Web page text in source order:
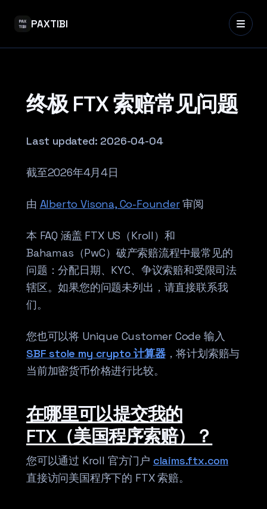
PAXTIBI
终极 FTX 索赔常见问题
Last updated: 2026-04-04
截至2026年4月4日
由 Alberto Visona, Co-Founder审阅
本 FAQ 涵盖 FTX US（Kroll）和
Bahamas（PwC）破产索赔流程中最常见的
问题：分配日期、KYC、争议索赔和受限司法
辖区。如果您的问题未列出，请直接联系我
们。
您也可以将 Unique Customer Code 输入
SBF stole my crypto 计算器，将计划索赔与
当前加密货币价格进行比较。
在哪里可以提交我的
FTX（美国程序索赔）？
您可以通过 Kroll 官方门户 claims.ftx.com
直接访问美国程序下的 FTX 索赔。